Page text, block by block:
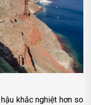
khắc nghiệt hơn so